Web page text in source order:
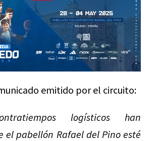
emitido por el circuito:
logísticos han
el pabellón Rafael del Pino esté